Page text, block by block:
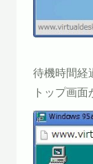
待機時間経
トップ画面